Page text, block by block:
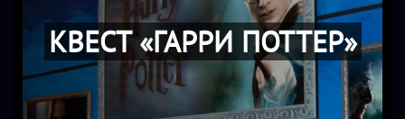
КВЕСТ «ГАРРИ ПОТТЕР»